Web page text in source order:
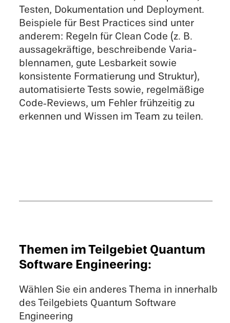
Testen, Dokumen­ta­tion und Deploy­ment.
Beispiele für Best Practi­ces sind unter
anderem: Regeln für Clean Code (z. B.
aussa­ge­kräf­tige, beschrei­bende Varia­
blen­na­men, gute Lesbar­keit sowie
konsis­tente Forma­tie­rung und Struk­tur),
automa­ti­sierte Tests sowie, regel­mä­ßige
Code‑Reviews, um Fehler frühzei­tig zu
erken­nen und Wissen im Team zu teilen.
Themen im Teilgebiet Quantum
Software Engineering:
Wählen Sie ein anderes Thema in innerhalb
des Teilgebiets Quantum Software
Engineering